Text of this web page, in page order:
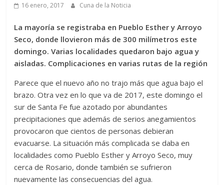
16 enero, 2017 Cuna de la Noticia
La mayoría se registraba en Pueblo Esther y Arroyo
Seco, donde llovieron más de 300 milímetros este
domingo. Varias localidades quedaron bajo agua y
aisladas. Complicaciones en varias rutas de la región
Parece que el nuevo año no trajo más que agua bajo el
brazo. Otra vez en lo que va de 2017, este domingo el
sur de Santa Fe fue azotado por abundantes
precipitaciones que además de serios anegamientos
provocaron que cientos de personas debieran
evacuarse. La situación más complicada se daba en
localidades como Pueblo Esther y Arroyo Seco, muy
cerca de Rosario, donde también se sufrieron
nuevamente las consecuencias del agua.